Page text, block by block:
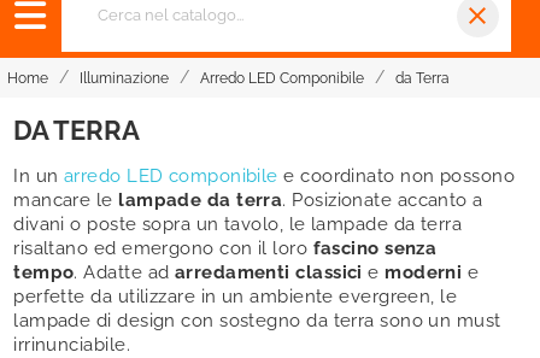
close
Home Illuminazione Arredo LED Componibile da Terra
DA TERRA
In un arredo LED componibile e coordinato non possono
mancare le lampade da terra. Posizionate accanto a
divani o poste sopra un tavolo, le lampade da terra
risaltano ed emergono con il loro fascino senza
tempo. Adatte ad arredamenti classici e moderni e
perfette da utilizzare in un ambiente evergreen, le
lampade di design con sostegno da terra sono un must
irrinunciabile.